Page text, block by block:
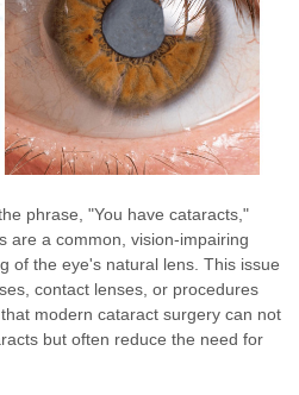
phrase, "You have cataracts,"
are a common, vision-impairing
of the eye's natural lens. This issue
contact lenses, or procedures
modern cataract surgery can not
but often reduce the need for